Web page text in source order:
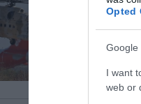
Opted
Google
I want
web or